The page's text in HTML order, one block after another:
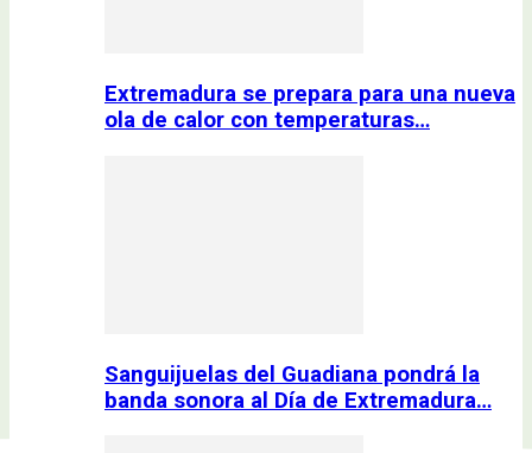
Extremadura se prepara para una nueva
ola de calor con temperaturas…
Sanguijuelas del Guadiana pondrá la
banda sonora al Día de Extremadura…